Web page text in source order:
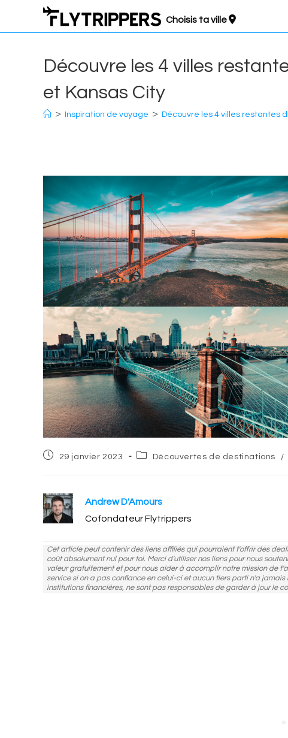
Choisis ta ville
Découvre les 4 villes
et Kansas City
> Inspiration de voyage > Découvre les 4 villes restantes
Post29 janvier 2023
PostDécouvertes de destinations /
Andrew D'Amours
Cofondateur Flytrippers
Cet article peut contenir des liens affiliés qui pourraient t'offrir des
coût absolument nul pour toi. Merci d'utiliser nos liens pour nous
valeur gratuitement et pour nous aider à accomplir notre mission de
service si on a pas confiance en celui-ci et aucun tiers parti n'a
institutions financières, ne sont pas responsables de garder à jour le